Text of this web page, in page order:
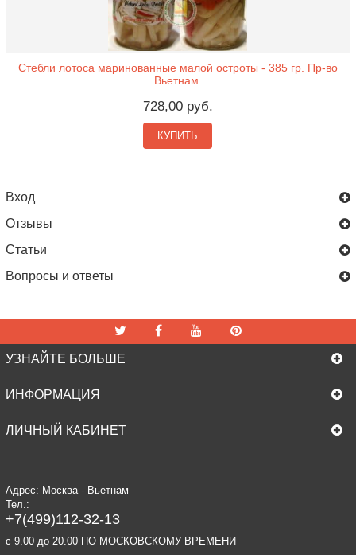
Стебли лотоса маринованные малой остроты - 385 гр. Пр-во
Вьетнам.
728,00 руб.
КУПИТЬ
Вход
Отзывы
Статьи
Вопросы и ответы
УЗНАЙТЕ БОЛЬШЕ
ИНФОРМАЦИЯ
ЛИЧНЫЙ КАБИНЕТ
Адрес: Москва - Вьетнам
Тел.:
+7(499)112-32-13
c 9.00 до 20.00 ПО МОСКОВСКОМУ ВРЕМЕНИ